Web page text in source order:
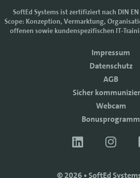
SoftEd Systems ist zertifiziert nach DIN
Scope: Konzeption, Vermarktung,
offenen sowie kundenspezifischen IT-
© 2026 • SoftEd
Impressum
Datenschutz
AGB
Sicher
Webcam
Bonusprogramm
Cookie-Einstellungen
verbessern. Manche Cookies sind
funktioniert. Mit anderen Cookies können
Mit einem Klick auf "Zustimmen"
und auch die Weitergabe Ihrer Daten an
werden für Analysen genutzt. Weitere
Sie können die